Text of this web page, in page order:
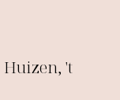
Huizen, 't